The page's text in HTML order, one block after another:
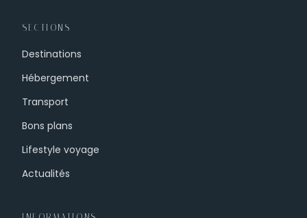
SECTIONS
Destinations
Hébergement
Transport
Bons plans
Lifestyle voyage
Actualités